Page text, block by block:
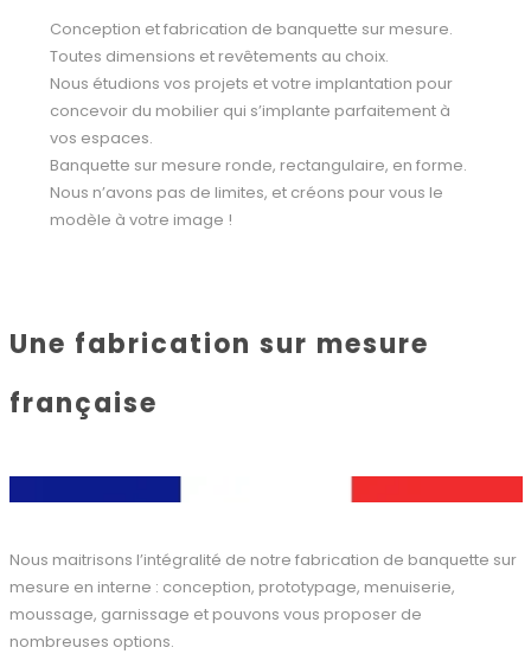
Conception et fabrication de banquette sur mesure.
Toutes dimensions et revêtements au choix.
Nous étudions vos projets et votre implantation pour
concevoir du mobilier qui s’implante parfaitement à
vos espaces.
Banquette sur mesure ronde, rectangulaire, en forme.
Nous n’avons pas de limites, et créons pour vous le
modèle à votre image !
Une fabrication sur mesure
française
Nous maitrisons l’intégralité de notre fabrication de banquette sur
mesure en interne : conception, prototypage, menuiserie,
moussage, garnissage et pouvons vous proposer de
nombreuses options.